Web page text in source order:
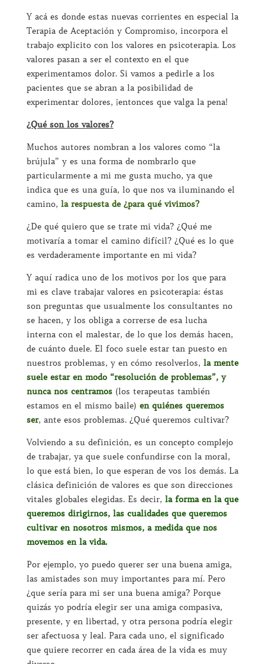
Y acá es donde estas nuevas corrientes en especial la
Terapia de Aceptación y Compromiso, incorpora el
trabajo explicito con los valores en psicoterapia. Los
valores pasan a ser el contexto en el que
experimentamos dolor. Si vamos a pedirle a los
pacientes que se abran a la posibilidad de
experimentar dolores, ¡entonces que valga la pena!
¿Qué son los valores?
Muchos autores nombran a los valores como “la
brújula” y es una forma de nombrarlo que
particularmente a mi me gusta mucho, ya que
indica que es una guía, lo que nos va iluminando el
camino, la respuesta de ¿para qué vivimos?
¿De qué quiero que se trate mi vida? ¿Qué me
motivaría a tomar el camino difícil? ¿Qué es lo que
es verdaderamente importante en mi vida?
Y aquí radica uno de los motivos por los que para
mi es clave trabajar valores en psicoterapia: éstas
son preguntas que usualmente los consultantes no
se hacen, y los obliga a correrse de esa lucha
interna con el malestar, de lo que los demás hacen,
de cuánto duele. El foco suele estar tan puesto en
nuestros problemas, y en cómo resolverlos, la mente
suele estar en modo “resolución de problemas”, y
nunca nos centramos(los terapeutas también
estamos en el mismo baile) en quiénes queremos
ser, ante esos problemas. ¿Qué queremos cultivar?
Volviendo a su definición, es un concepto complejo
de trabajar, ya que suele confundirse con la moral,
lo que está bien, lo que esperan de vos los demás. La
clásica definición de valores es que son direcciones
vitales globales elegidas. Es decir, la forma en la que
queremos dirigirnos, las cualidades que queremos
cultivar en nosotros mismos, a medida que nos
movemos en la vida.
Por ejemplo, yo puedo querer ser una buena amiga,
las amistades son muy importantes para mí. Pero
¿que sería para mi ser una buena amiga? Porque
quizás yo podría elegir ser una amiga compasiva,
presente, y en libertad, y otra persona podría elegir
ser afectuosa y leal. Para cada uno, el significado
que quiere recorrer en cada área de la vida es muy